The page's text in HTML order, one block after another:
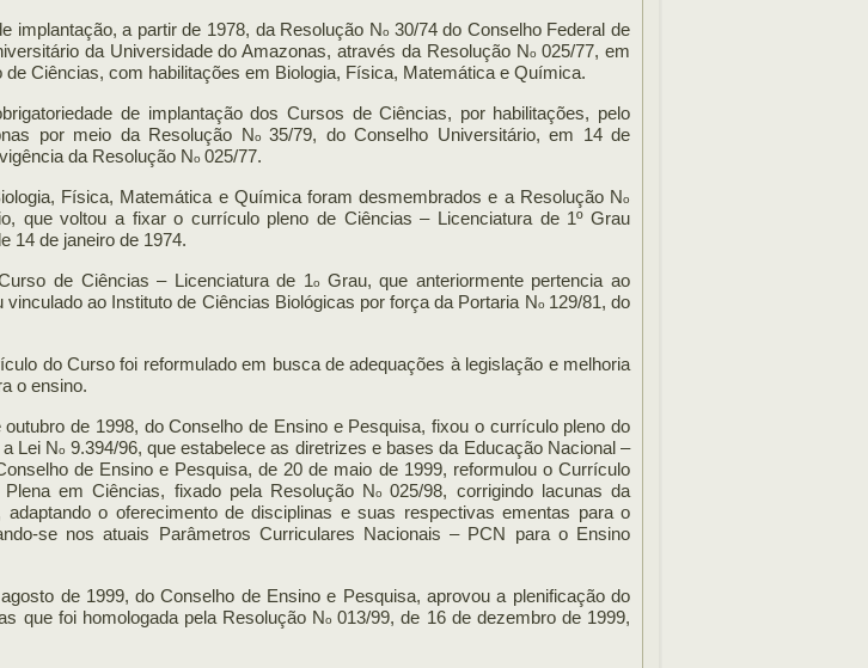
implantação, a partir de 1978, da Resolução No 30/74 do Conselho Federal de
da Universidade do Amazonas, através da Resolução No025/77, em
de Ciências, com habilitações em Biologia, Física, Matemática e Química.
de implantação dos Cursos de Ciências, por habilitações, pelo
por meio da Resolução No 35/79, do Conselho Universitário, em 14 de
da Resolução No 025/77.
Física, Matemática e Química foram desmembrados e a Resolução No
que voltou a fixar o currículo pleno de Ciências – Licenciatura de 1º Grau
14 de janeiro de 1974.
de Ciências – Licenciatura de 1o Grau, que anteriormente pertencia ao
ao Instituto de Ciências Biológicas por força da Portaria No 129/81, do
do Curso foi reformulado em busca de adequações à legislação e melhoria
o ensino.
outubro de 1998, do Conselho de Ensino e Pesquisa, fixou o currículo pleno do
Lei No 9.394/96, que estabelece as diretrizes e bases da Educação Nacional –
de Ensino e Pesquisa, de 20 de maio de 1999, reformulou o Currículo
em Ciências, fixado pela Resolução No025/98, corrigindo lacunas da
adaptando o oferecimento de disciplinas e suas respectivas ementas para o
se nos atuais Parâmetros Curriculares Nacionais – PCN para o Ensino
de 1999, do Conselho de Ensino e Pesquisa, aprovou a plenificação do
que foi homologada pela Resolução No013/99, de 16 de dezembro de 1999,